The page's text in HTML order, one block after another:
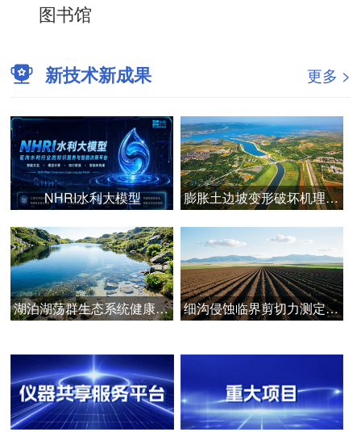
图书馆
新技术新成果 更多 >
NHRI水利大模型 膨胀土边坡变形破坏机理与安全智能管控技术
湖泊湖荡群生态系统健康诊断与韧性提升技术 细沟侵蚀临界剪切力测定的关键技术